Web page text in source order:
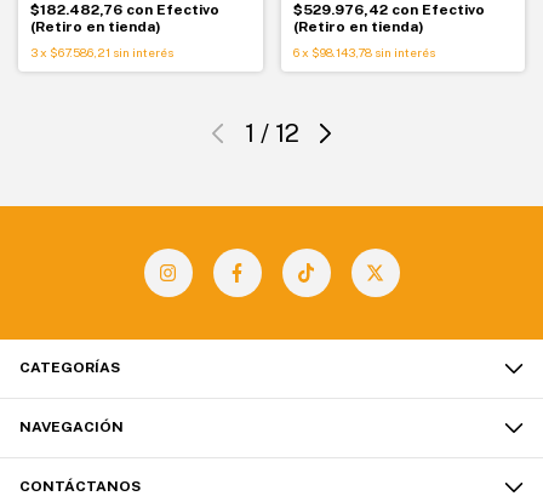
$182.482,76 con Efectivo
(Retiro en tienda)
3x $67.586,21 sin interés
$529.976,42 con Efectivo
(Retiro en tienda)
6 x $98.143,78 sin interés
1 / 12
CATEGORÍAS
NAVEGACIÓN
CONTÁCTANOS